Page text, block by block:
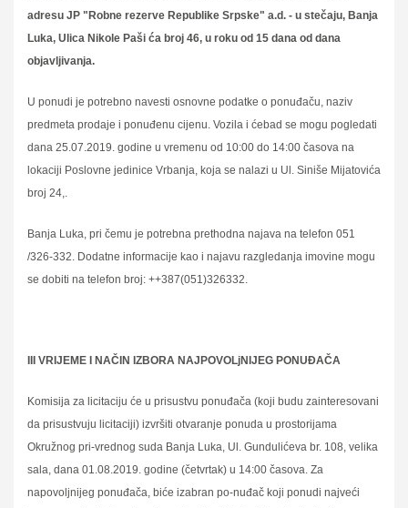
adresu JP "Robne rezerve Republike Srpske" a.d. - u stečaju, Banja
Luka, Ulica Nikole Paši ća broj 46, u roku od 15 dana od dana
objavljivanja.
U ponudi je potrebno navesti osnovne podatke o ponuđaču, naziv
predmeta prodaje i ponuđenu cijenu. Vozila i ćebad se mogu pogledati
dana 25.07.2019. godine u vremenu od 10:00 do 14:00 časova na
lokaciji Poslovne jedinice Vrbanja, koja se nalazi u Ul. Siniše Mijatovića
broj 24,.
Banja Luka, pri čemu je potrebna prethodna najava na telefon 051
/326-332. Dodatne informacije kao i najavu razgledanja imovine mogu
se dobiti na telefon broj: ++387(051)326332.
III VRIJEME I NAČIN IZBORA NAJPOVOLjNIJEG PONUĐAČA
Komisija za licitaciju će u prisustvu ponuđača (koji budu zainteresovani
da prisustvuju licitaciji) izvršiti otvaranje ponuda u prostorijama
Okružnog pri-vrednog suda Banja Luka, Ul. Gundulićeva br. 108, velika
sala, dana 01.08.2019. godine (četvrtak) u 14:00 časova. Za
napovoljnijeg ponuđača, biće izabran po-nuđač koji ponudi najveći